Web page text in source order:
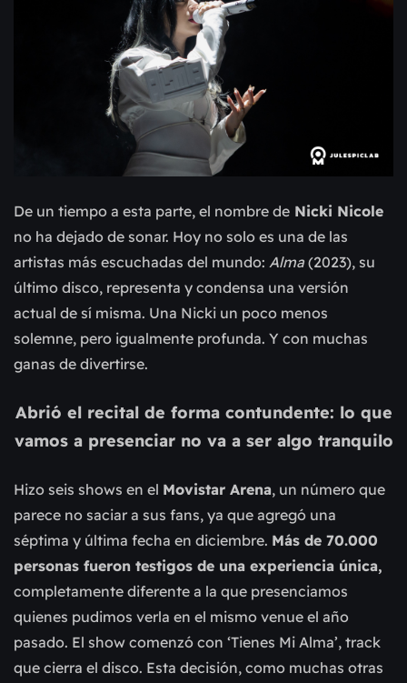
De un tiempo a esta parte, el nombre de Nicki Nicole
no ha dejado de sonar. Hoy no solo es una de las
artistas más escuchadas del mundo: Alma (2023), su
último disco, representa y condensa una versión
actual de sí misma. Una Nicki un poco menos
solemne, pero igualmente profunda. Y con muchas
ganas de divertirse.
Abrió el recital de forma contundente: lo que
vamos a presenciar no va a ser algo tranquilo
Hizo seis shows en el Movistar Arena, un número que
parece no saciar a sus fans, ya que agregó una
séptima y última fecha en diciembre. Más de 70.000
personas fueron testigos de una experiencia única,
completamente diferente a la que presenciamos
quienes pudimos verla en el mismo venue el año
pasado. El show comenzó con ‘Tienes Mi Alma’, track
que cierra el disco. Esta decisión, como muchas otras